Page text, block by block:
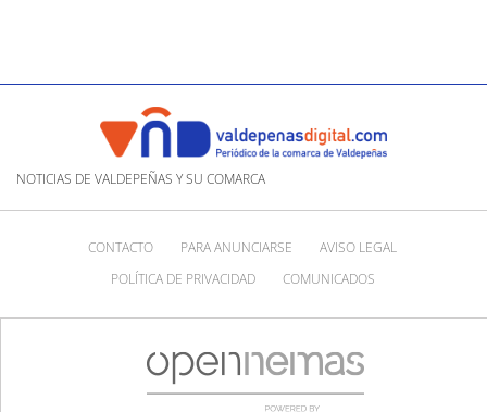
NOTICIAS DE VALDEPEÑAS Y SU COMARCA
CONTACTO PARA ANUNCIARSE
AVISO LEGAL
POLÍTICA DE PRIVACIDAD
COMUNICADOS